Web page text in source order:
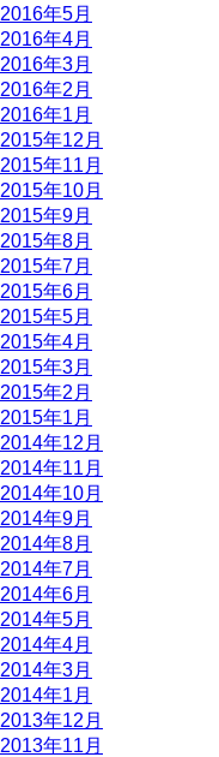
2016年5月
2016年4月
2016年3月
2016年2月
2016年1月
2015年12月
2015年11月
2015年10月
2015年9月
2015年8月
2015年7月
2015年6月
2015年5月
2015年4月
2015年3月
2015年2月
2015年1月
2014年12月
2014年11月
2014年10月
2014年9月
2014年8月
2014年7月
2014年6月
2014年5月
2014年4月
2014年3月
2014年1月
2013年12月
2013年11月